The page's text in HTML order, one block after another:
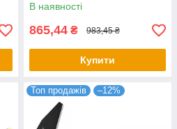
В наявності
865,44 ₴ 983,45 ₴
Купити
Топ продажів –12%